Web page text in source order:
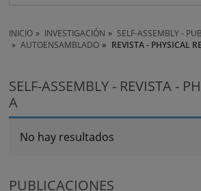
INICIO INVESTIGACIÓN
SELF-ASSEMBLY -
AUTOENSAMBLADO
REVISTA - PHYSICAL
SELF-ASSEMBLY - REVISTA -
A
No hay resultados
PUBLICACIONES